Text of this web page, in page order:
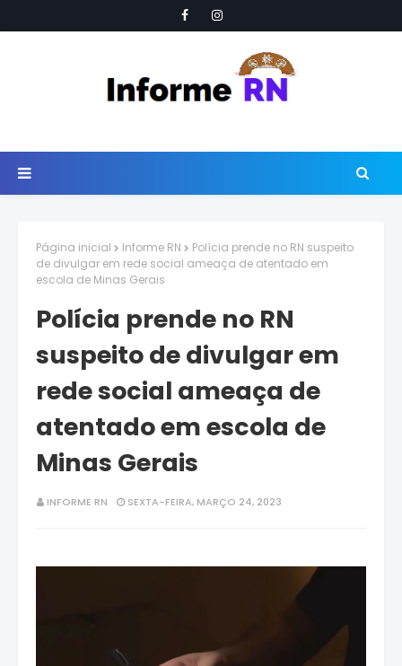
Página inicial Informe RN
Polícia prende no RN suspeito
de divulgar em rede social ameaça de atentado em
escola de Minas Gerais
Polícia prende no RN
suspeito de divulgar em
rede social ameaça de
atentado em escola de
Minas Gerais
INFORME RN SEXTA-FEIRA, MARÇO 24, 2023